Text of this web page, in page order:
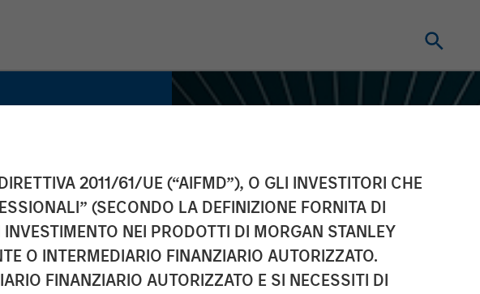
2011/61/UE (“AIFMD”), O GLI INVESTITORI CHE
(SECONDO LA DEFINIZIONE FORNITA DI
NEI PRODOTTI DI MORGAN STANLEY
O INTERMEDIARIO FINANZIARIO AUTORIZZATO.
FINANZIARIO AUTORIZZATO E SI NECESSITI DI